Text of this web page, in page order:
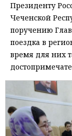
Президенту
Чеченской
поручению
поездка в
время для них